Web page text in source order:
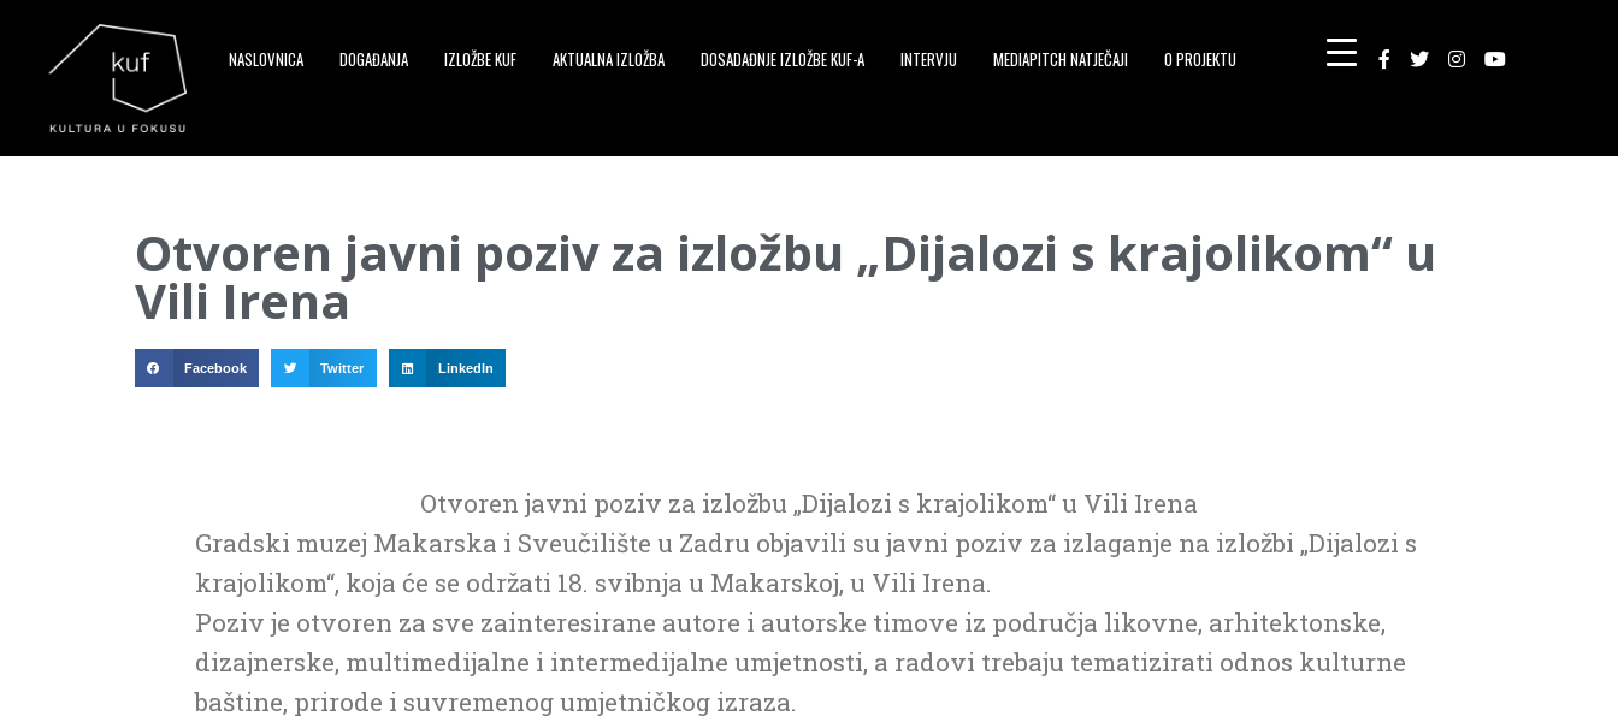
NASLOVNICA DOGAĐANJA IZLOŽBE KUF AKTUALNA IZLOŽBA DOSADAĐNJE IZLOŽBE KUF-A INTERVJU MEDIAPITCH NATJEČAJI O PROJEKTU
Otvoren javni poziv za izložbu „Dijalozi s krajolikom“ u
Vili Irena
Facebook Twitter LinkedIn
Otvoren javni poziv za izložbu „Dijalozi s krajolikom“ u Vili Irena
Gradski muzej Makarska i Sveučilište u Zadru objavili su javni poziv za izlaganje na izložbi „Dijalozi s
krajolikom“, koja će se održati 18. svibnja u Makarskoj, u Vili Irena.
Poziv je otvoren za sve zainteresirane autore i autorske timove iz područja likovne, arhitektonske,
dizajnerske, multimedijalne i intermedijalne umjetnosti, a radovi trebaju tematizirati odnos kulturne
baštine, prirode i suvremenog umjetničkog izraza.